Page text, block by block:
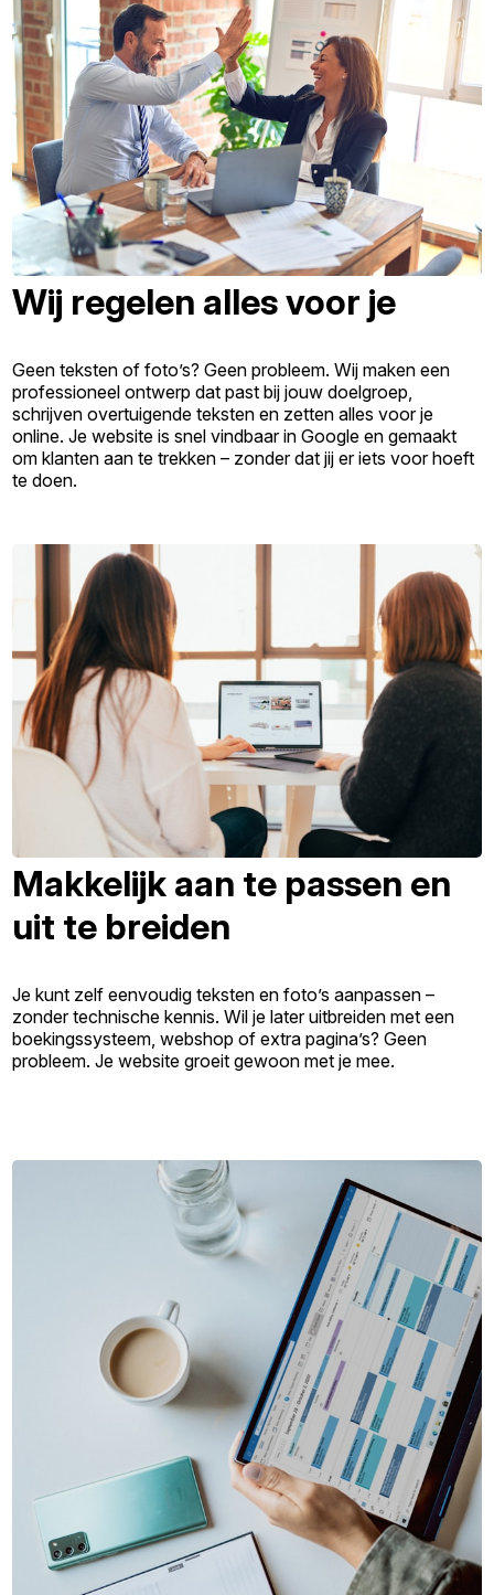
Wij regelen alles voor je
Geen teksten of foto’s? Geen probleem. Wij maken een
professioneel ontwerp dat past bij jouw doelgroep,
schrijven overtuigende teksten en zetten alles voor je
online. Je website is snel vindbaar in Google en gemaakt
om klanten aan te trekken – zonder dat jij er iets voor hoeft
te doen.
Makkelijk aan te passen en
uit te breiden
Je kunt zelf eenvoudig teksten en foto’s aanpassen –
zonder technische kennis. Wil je later uitbreiden met een
boekingssysteem, webshop of extra pagina’s? Geen
probleem. Je website groeit gewoon met je mee.